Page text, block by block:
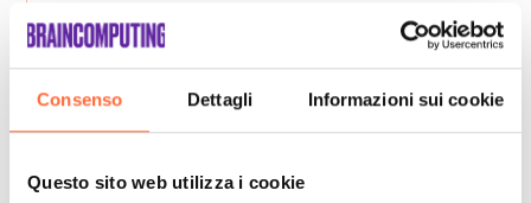
Consenso Dettagli Informazioni sui cookie
Questo sito web utilizza i cookie